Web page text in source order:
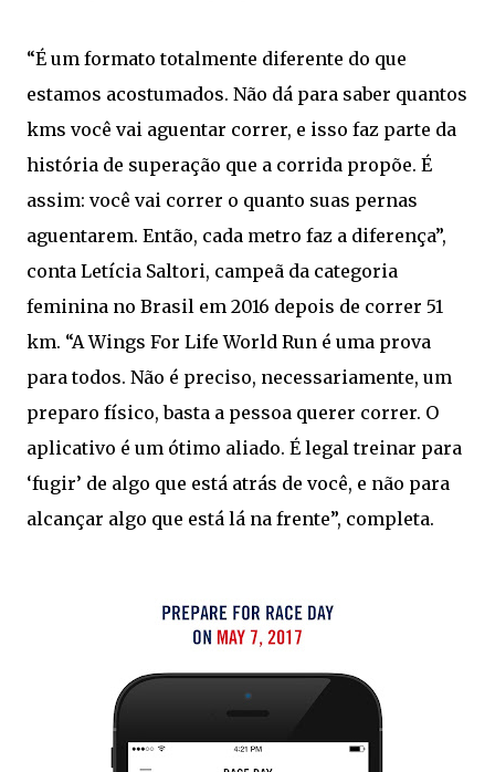
“É um formato totalmente diferente do que
estamos acostumados. Não dá para saber quantos
kms você vai aguentar correr, e isso faz parte da
história de superação que a corrida propõe. É
assim: você vai correr o quanto suas pernas
aguentarem. Então, cada metro faz a diferença”,
conta Letícia Saltori, campeã da categoria
feminina no Brasil em 2016 depois de correr 51
km. “A Wings For Life World Run é uma prova
para todos. Não é preciso, necessariamente, um
preparo físico, basta a pessoa querer correr. O
aplicativo é um ótimo aliado. É legal treinar para
‘fugir’ de algo que está atrás de você, e não para
alcançar algo que está lá na frente”, completa.